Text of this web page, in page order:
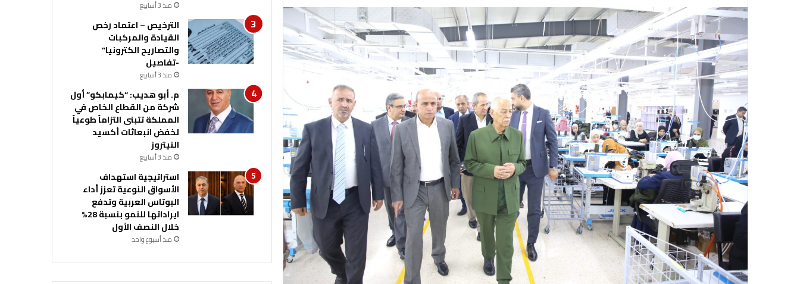
منذ 3 أسابيع
الترخيص – اعتماد رخص
القيادة والمركبات
والتصاريح الكترونيا”
-تفاصيل
منذ 3 أسابيع
م. أبو هديب: “كيمابكو” أول
شركة من القطاع الخاص في
المملكة تتبنى التزاماً طوعياً
لخفض انبعاثات أكسيد
النيتروز
منذ 3 أسابيع
استراتيجية استهداف
الأسواق النوعية تعزز أداء
البوتاس العربية وتدفع
ايراداتها للنمو بنسبة 28%
خلال النصف الأول
منذ أسبوع واحد